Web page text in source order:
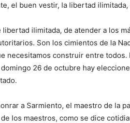
el buen vestir, la libertad
libertad ilimitada, de atender a los
Son los cimientos de la
necesitamos construir entre
26 de octubre hay
a Sarmiento, el maestro de la
los maestros, como se dice